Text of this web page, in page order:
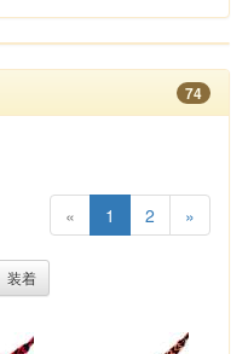
74
« 1 2 »
装着